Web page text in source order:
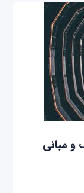
و مبانی